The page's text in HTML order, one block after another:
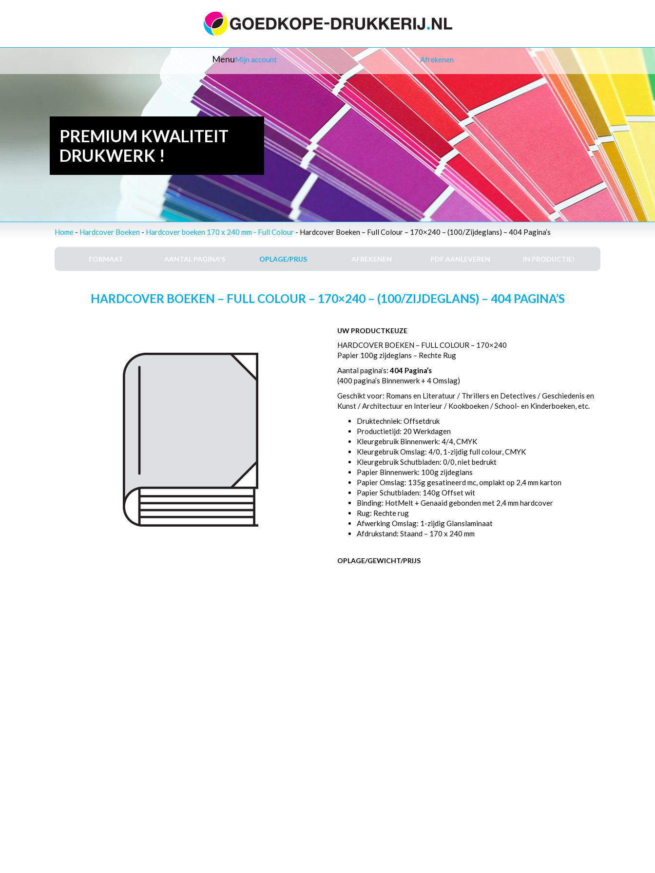
MenuMijn account Afrekenen
PREMIUM KWALITEIT
DRUKWERK !
Home - Hardcover Boeken - Hardcover boeken 170 x 240 mm - Full Colour - Hardcover Boeken – Full Colour – 170×240 – (100/Zijdeglans) – 404 Pagina’s
FORMAAT AANTAL PAGINA'S OPLAGE/PRIJS AFREKENEN PDF AANLEVEREN IN PRODUCTIE!
HARDCOVER BOEKEN – FULL COLOUR – 170×240 – (100/ZIJDEGLANS) – 404 PAGINA’S
UW PRODUCTKEUZE
HARDCOVER BOEKEN – FULL COLOUR – 170×240
Papier 100g zijdeglans – Rechte Rug
Aantal pagina’s:404 Pagina’s
(400 pagina’s Binnenwerk + 4 Omslag)
Geschikt voor: Romans en Literatuur / Thrillers en Detectives / Geschiedenis en
Kunst / Architectuur en Interieur / Kookboeken / School- en Kinderboeken, etc.
Druktechniek: Offsetdruk
Productietijd: 20 Werkdagen
Kleurgebruik Binnenwerk: 4/4, CMYK
Kleurgebruik Omslag: 4/0, 1-zijdig full colour, CMYK
Kleurgebruik Schutbladen: 0/0, niet bedrukt
Papier Binnenwerk: 100g zijdeglans
Papier Omslag: 135g gesatineerd mc, omplakt op 2,4 mm karton
Papier Schutbladen: 140g Offset wit
Binding: HotMelt + Genaaid gebonden met 2,4 mm hardcover
Rug: Rechte rug
Afwerking Omslag: 1-zijdig Glanslaminaat
Afdrukstand: Staand – 170 x 240 mm
OPLAGE/GEWICHT/PRIJS